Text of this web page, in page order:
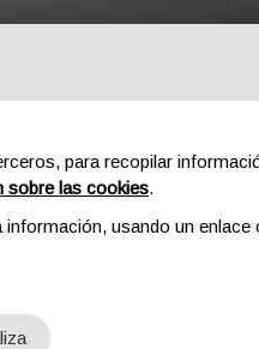
COMPONENTES
para recopilar
sobre las cookies.
usando un